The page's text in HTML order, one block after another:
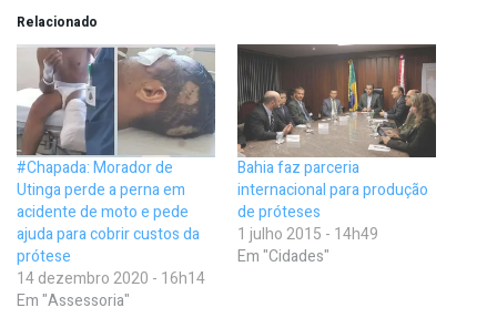
Relacionado
#Chapada: Morador de
Utinga perde a perna em
acidente de moto e pede
ajuda para cobrir custos da
prótese
14 dezembro 2020 - 16h14
Em "Assessoria"
Bahia faz parceria
internacional para produção
de próteses
1 julho 2015 - 14h49
Em "Cidades"